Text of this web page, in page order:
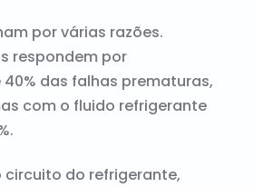
por várias razões.
respondem por
das falhas prematuras,
com o fluido refrigerante
do refrigerante,